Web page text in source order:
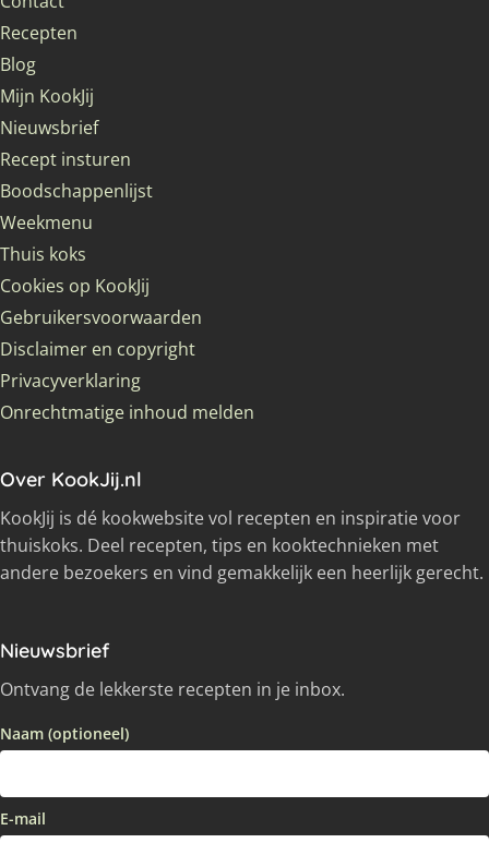
Recepten
Blog
Mijn KookJij
Nieuwsbrief
Recept insturen
Boodschappenlijst
Weekmenu
Thuis koks
Cookies op KookJij
Gebruikersvoorwaarden
Disclaimer en copyright
Privacyverklaring
Onrechtmatige inhoud melden
Over KookJij.nl
KookJij is dé kookwebsite vol recepten en inspiratie voor
thuiskoks. Deel recepten, tips en kooktechnieken met
andere bezoekers en vind gemakkelijk een heerlijk gerecht.
Nieuwsbrief
Ontvang de lekkerste recepten in je inbox.
Naam (optioneel)
E-mail